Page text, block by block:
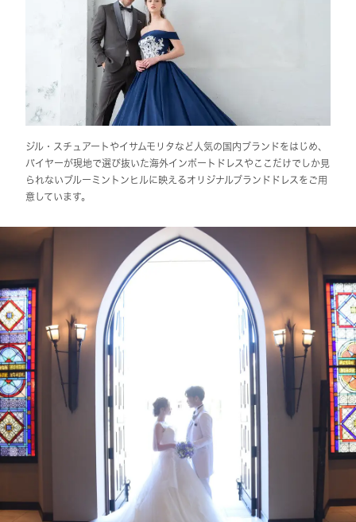
ジル・スチュアートやイサムモリタなど人気の国内ブランドをはじめ、
バイヤーが現地で選び抜いた海外インポートドレスやここだけでしか見
られないブルーミントンヒルに映えるオリジナルブランドドレスをご用
意しています。